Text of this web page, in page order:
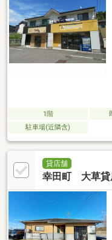
1階
駐車場(近隣含)
貸店舗
幸田町 大草貸